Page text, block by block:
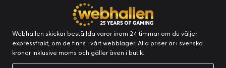
Webhallen skickar beställda varor inom 24 timmar om du väljer
expressfrakt, om de finns i vårt webblager. Alla priser är i svenska
kronor inklusive moms och gäller även i butik.